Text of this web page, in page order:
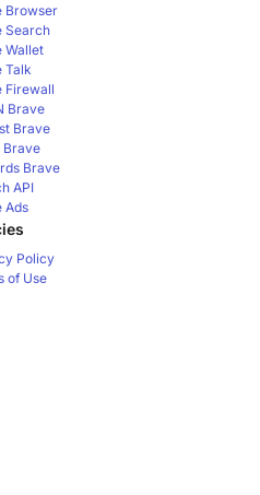
Browser
Search
Wallet
Talk
Firewall
Brave
Brave
Brave
Brave
API
Ads
Policy
of Use